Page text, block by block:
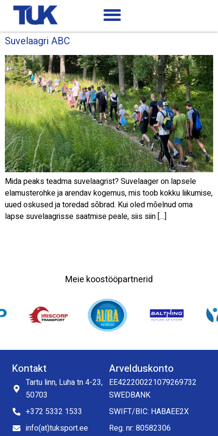
Suvelaagri ABC
Mida peaks teadma suvelaagrist? Suvelaager on lapsele
elamusterohke ja arendav kogemus, mis toob kokku liikumise,
uued oskused ja toredad sõbrad. Kui oled mõelnud oma
lapse suvelaagrisse saatmise peale, siis siin […]
Meie koostööpartnerid
Kontakt
Tartu linn, Luha tn 4-23,
50703
+372 5332 1533
info(at)tuksport.ee
Arvelduskonto
EE422200221079269732
SWEDBANK
SWIFT/BIC: HABAEE2X
Reg. nr: 80582306